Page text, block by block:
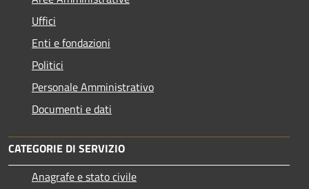
Uffici
Enti e fondazioni
Politici
Personale Amministrativo
Documenti e dati
CATEGORIE DI SERVIZIO
Anagrafe e stato civile